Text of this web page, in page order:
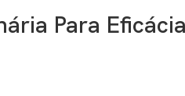
Para